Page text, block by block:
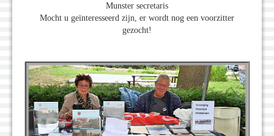
Munster secretaris
Mocht u geïnteresseerd zijn, er wordt nog een voorzitter
gezocht!